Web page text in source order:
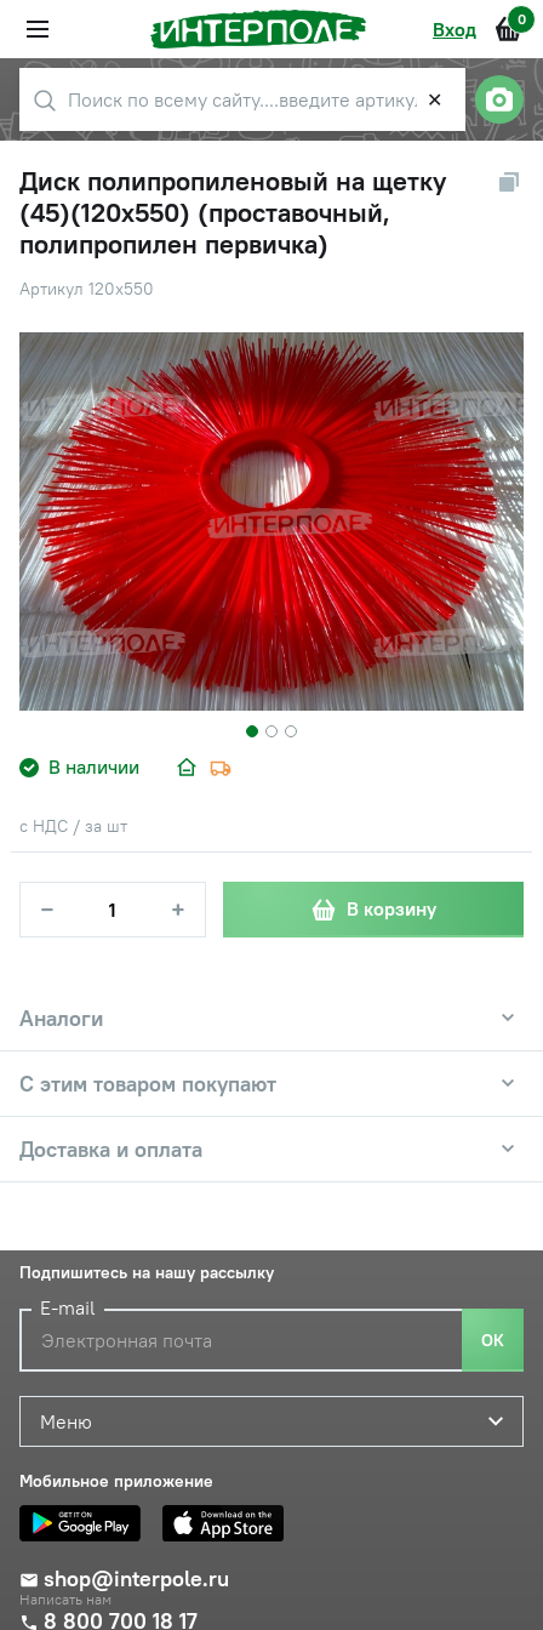
Вход 0
✕
Диск полипропиленовый на щетку
(45)(120х550) (проставочный,
полипропилен первичка)
Артикул 120х550
В наличии
с НДС / за шт
− + В корзину
Аналоги
С этим товаром покупают
Доставка и оплата
Меню
Мобильное приложение
shop@interpole.ru
Написать нам
8 800 700 18 17
Подпишитесь на нашу рассылку
E-mail
ОК